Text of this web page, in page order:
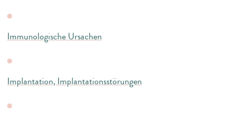
Immunologische Ursachen
Implantation, Implantationsstörungen